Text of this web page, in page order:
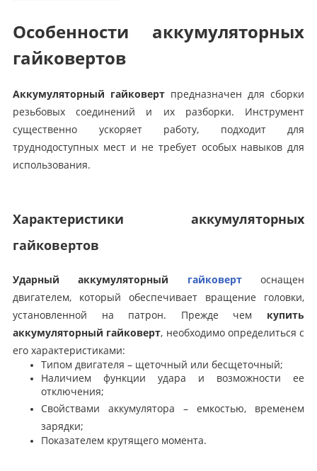
Особенности аккумуляторных
гайковертов
Аккумуляторный гайковерт предназначен для сборки
резьбовых соединений и их разборки. Инструмент
существенно ускоряет работу, подходит для
труднодоступных мест и не требует особых навыков для
использования.
Характеристики аккумуляторных
гайковертов
Ударный аккумуляторный гайковертоснащен
двигателем, который обеспечивает вращение головки,
установленной на патрон. Прежде чем купить
аккумуляторный гайковерт, необходимо определиться с
его характеристиками:
Типом двигателя – щеточный или бесщеточный;
Наличием функции удара и возможности ее
отключения;
Свойствами аккумулятора – емкостью, временем
зарядки;
Показателем крутящего момента.